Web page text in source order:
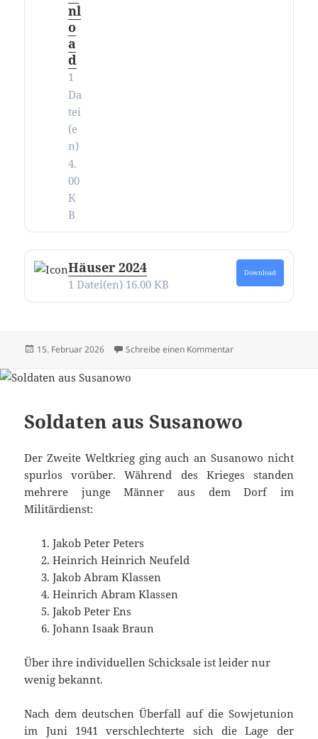
nl
o
a
d
1
Da
tei
(e
n)
4.
00
K
B
Häuser 2024
1 Datei(en) 16.00 KB
Download
Veröffentlicht
15. Februar 2026 Schreibe einen Kommentarzu Alle Texte und
Soldaten aus Susanowo
Der Zweite Weltkrieg ging auch an Susanowo nicht
spurlos vorüber. Während des Krieges standen
mehrere junge Männer aus dem Dorf im
Militärdienst:
Jakob Peter Peters
Heinrich Heinrich Neufeld
Jakob Abram Klassen
Heinrich Abram Klassen
Jakob Peter Ens
Johann Isaak Braun
Über ihre individuellen Schicksale ist leider nur
wenig bekannt.
Nach dem deutschen Überfall auf die Sowjetunion
im Juni 1941 verschlechterte sich die Lage der